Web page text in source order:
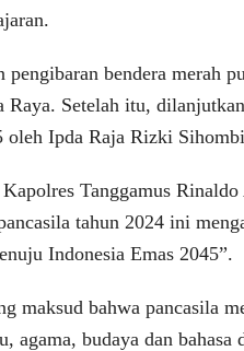
pengibaran bendera merah
Raya. Setelah itu,
oleh Ipda Raja Rizki
Tanggamus
tahun 2024 ini
Indonesia Emas 2045”.
maksud bahwa pancasila
agama, budaya dan